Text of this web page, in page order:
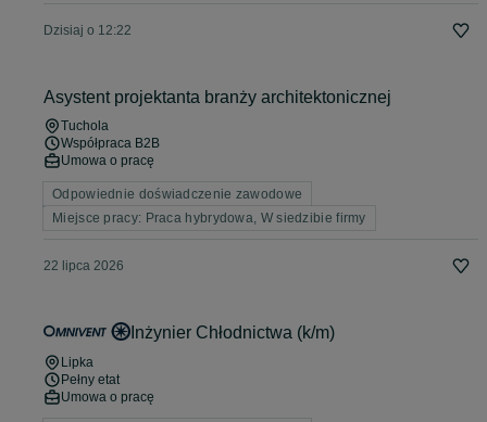
Dzisiaj o 12:22
Asystent projektanta branży architektonicznej
Tuchola
Współpraca B2B
Umowa o pracę
Odpowiednie doświadczenie zawodowe
Miejsce pracy: Praca hybrydowa, W siedzibie firmy
22 lipca 2026
Inżynier Chłodnictwa (k/m)
Lipka
Pełny etat
Umowa o pracę